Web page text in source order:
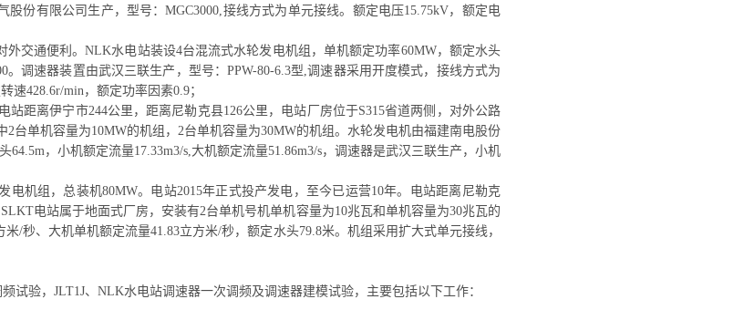
份有限公司生产，型号：MGC3000,接线方式为单元接线。额定电压15.75kV，额定电
交通便利。NLK水电站装设4台混流式水轮发电机组，单机额定功率60MW，额定水头
调速器装置由武汉三联生产，型号：PPW-80-6.3型,调速器采用开度模式，接线方式为
速428.6r/min，额定功率因素0.9；
距离伊宁市244公里，距离尼勒克县126公里，电站厂房位于S315省道两侧，对外公路
台单机容量为10MW的机组，2台单机容量为30MW的机组。水轮发电机由福建南电股份
64.5m，小机额定流量17.33m3/s,大机额定流量51.86m3/s，调速器是武汉三联生产，小机
机组，总装机80MW。电站2015年正式投产发电，至今已运营10年。电站距离尼勒克
电站属于地面式厂房，安装有2台单机号机单机容量为10兆瓦和单机容量为30兆瓦的
/秒、大机单机额定流量41.83立方米/秒，额定水头79.8米。机组采用扩大式单元接线，
试验，JLT1J、NLK水电站调速器一次调频及调速器建模试验，主要包括以下工作：